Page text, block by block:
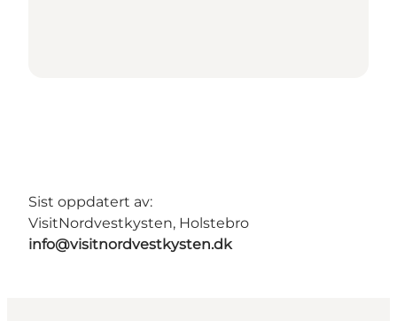
Sist oppdatert av:
VisitNordvestkysten, Holstebro
info@visitnordvestkysten.dk